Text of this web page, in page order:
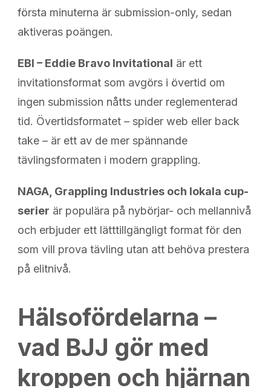
första minuterna är submission-only, sedan
aktiveras poängen.
EBI – Eddie Bravo Invitational är ett
invitationsformat som avgörs i övertid om
ingen submission nåtts under reglementerad
tid. Övertidsformatet – spider web eller back
take – är ett av de mer spännande
tävlingsformaten i modern grappling.
NAGA, Grappling Industries och lokala cup-
serier är populära på nybörjar- och mellannivå
och erbjuder ett lätttillgängligt format för den
som vill prova tävling utan att behöva prestera
på elitnivå.
Hälsofördelarna –
vad BJJ gör med
kroppen och hjärnan